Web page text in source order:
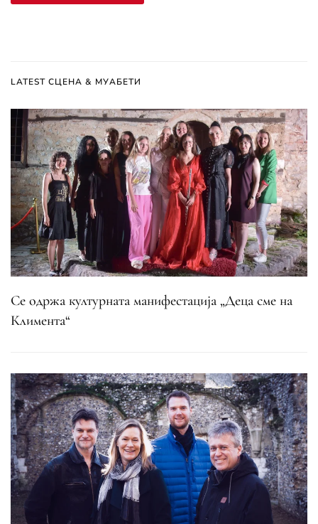
LATEST СЦЕНА & МУАБЕТИ
Се одржа културната манифестација „Деца сме на
Климента“